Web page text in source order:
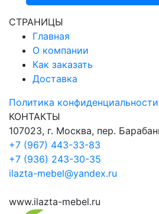
СТРАНИЦЫ
Главная
О компании
Как заказать
Доставка
Политика конфиденциальности
КОНТАКТЫ
107023, г. Москва, пер.
+7 (967) 443-33-83
+7 (936) 243-30-35
ilazta-mebel@yandex.ru
www.ilazta-mebel.ru